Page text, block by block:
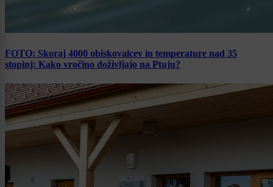
FOTO: Skoraj 4000 obiskovalcev in temperature nad 35
stopinj: Kako vročino doživljajo na Ptuju?